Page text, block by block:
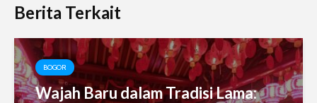
Berita Terkait
BOGOR
Wajah Baru dalam Tradisi Lama: